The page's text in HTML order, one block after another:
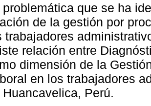
problemática que se ha
de la gestión por
trabajadores
relación entre
dimensión de la
en los trabajadores
Huancavelica, Perú.